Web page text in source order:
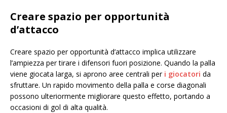
Creare spazio per opportunità
d’attacco
Creare spazio per opportunità d’attacco implica utilizzare
l’ampiezza per tirare i difensori fuori posizione. Quando la palla
viene giocata larga, si aprono aree centrali per i giocatori da
sfruttare. Un rapido movimento della palla e corse diagonali
possono ulteriormente migliorare questo effetto, portando a
occasioni di gol di alta qualità.